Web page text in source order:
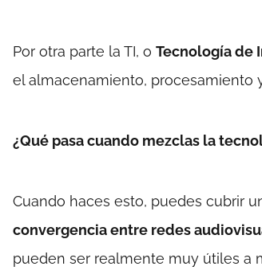
Por otra parte la TI, o Tecnología de
el almacenamiento, procesamiento
¿Qué pasa cuando mezclas la
Cuando haces esto, puedes cubrir
convergencia entre redes
pueden ser realmente muy útiles a